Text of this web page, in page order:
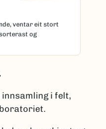
ventar eit stort
og
i felt,